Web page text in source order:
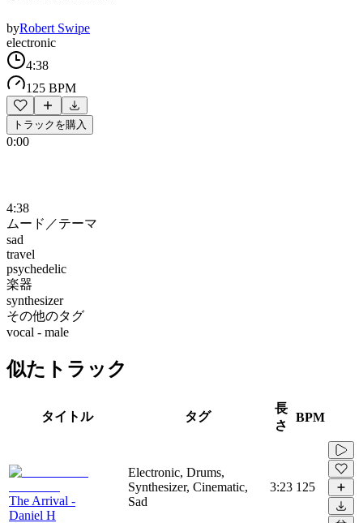
byRobert Swipe
electronic
4:38
125 BPM
トラックを購入
0:00
4:38
ムード／テーマ
sad
travel
psychedelic
楽器
synthesizer
その他のタグ
vocal - male
似たトラック
タイトル タグ
長
さ
BPM
The Arrival -
Daniel H
Electronic, Drums,
Synthesizer, Cinematic,
Sad
3:23 125